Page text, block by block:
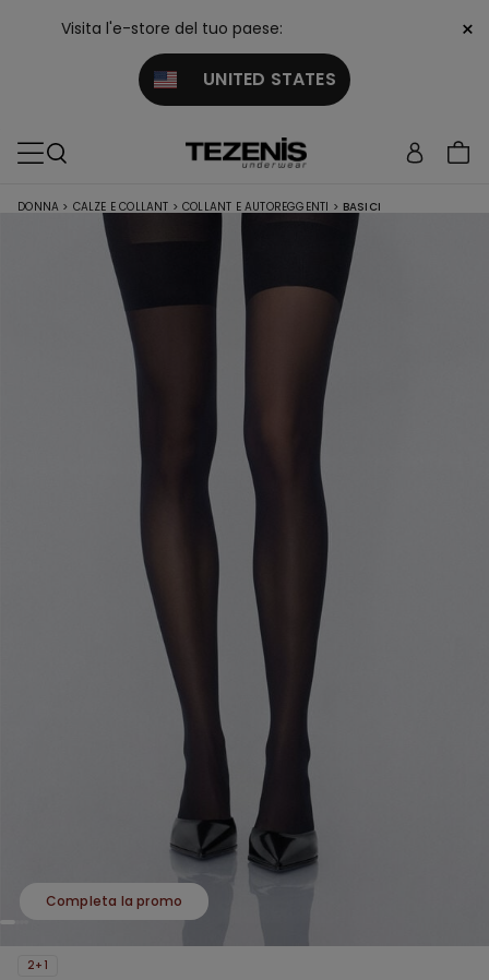
Visita l'e-store del tuo paese:
UNITED STATES
×
DONNA > CALZE E COLLANT > COLLANT E AUTOREGGENTI > BASICI
Completa la promo
2+1